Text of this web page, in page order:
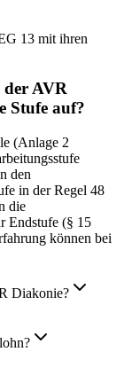
13 mit ihren
der AVR
Stufe auf?
(Anlage 2
den
in der Regel 48
die
Endstufe (§ 15
können bei
Diakonie?